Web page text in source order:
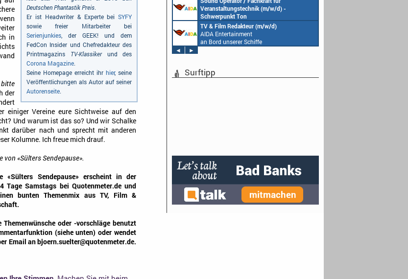
Deutschen Phantastik Preis.
Er ist Headwriter & Experte beiSYFY
sowie freier Mitarbeiter bei
Serienjunkies, der GEEK! und dem
FedCon Insider und Chefredakteur des
Printmagazins TV-Klassikerund des
Corona Magazine.
Seine Homepage erreicht ihrhier, seine
Veröffentlichungen als Autor auf seiner
Autorenseite.
in
der
einiger Vereine eure Sichtweise auf den
Und warum ist das so? Und wir Schalke
darüber nach und sprecht mit anderen
Kolumne. Ich freue mich drauf.
von «Sülters Sendepause».
«Sülters Sendepause» erscheint in der
Tage Samstags bei Quotenmeter.de und
bunten Themenmix aus TV, Film &
Themenwünsche oder -vorschläge benutzt
(siehe unten) oder wendet
Email an bjoern.suelter@quotenmeter.de.
an Bord unserer Schiffe
Veranstaltungstechnik (m/w/d) -
Schwerpunkt Ton
AIDA Entertainment
an Bord unserer Schiffe
TV & Film Redakteur (m/w/d)
AIDA Entertainment
an Bord unserer Schiffe
Endemol Shine Group Germany GmbH
Köln
Producer (w/m/d)
Endemol Shine Group Germany GmbH
Köln
◄
►
Surftipp